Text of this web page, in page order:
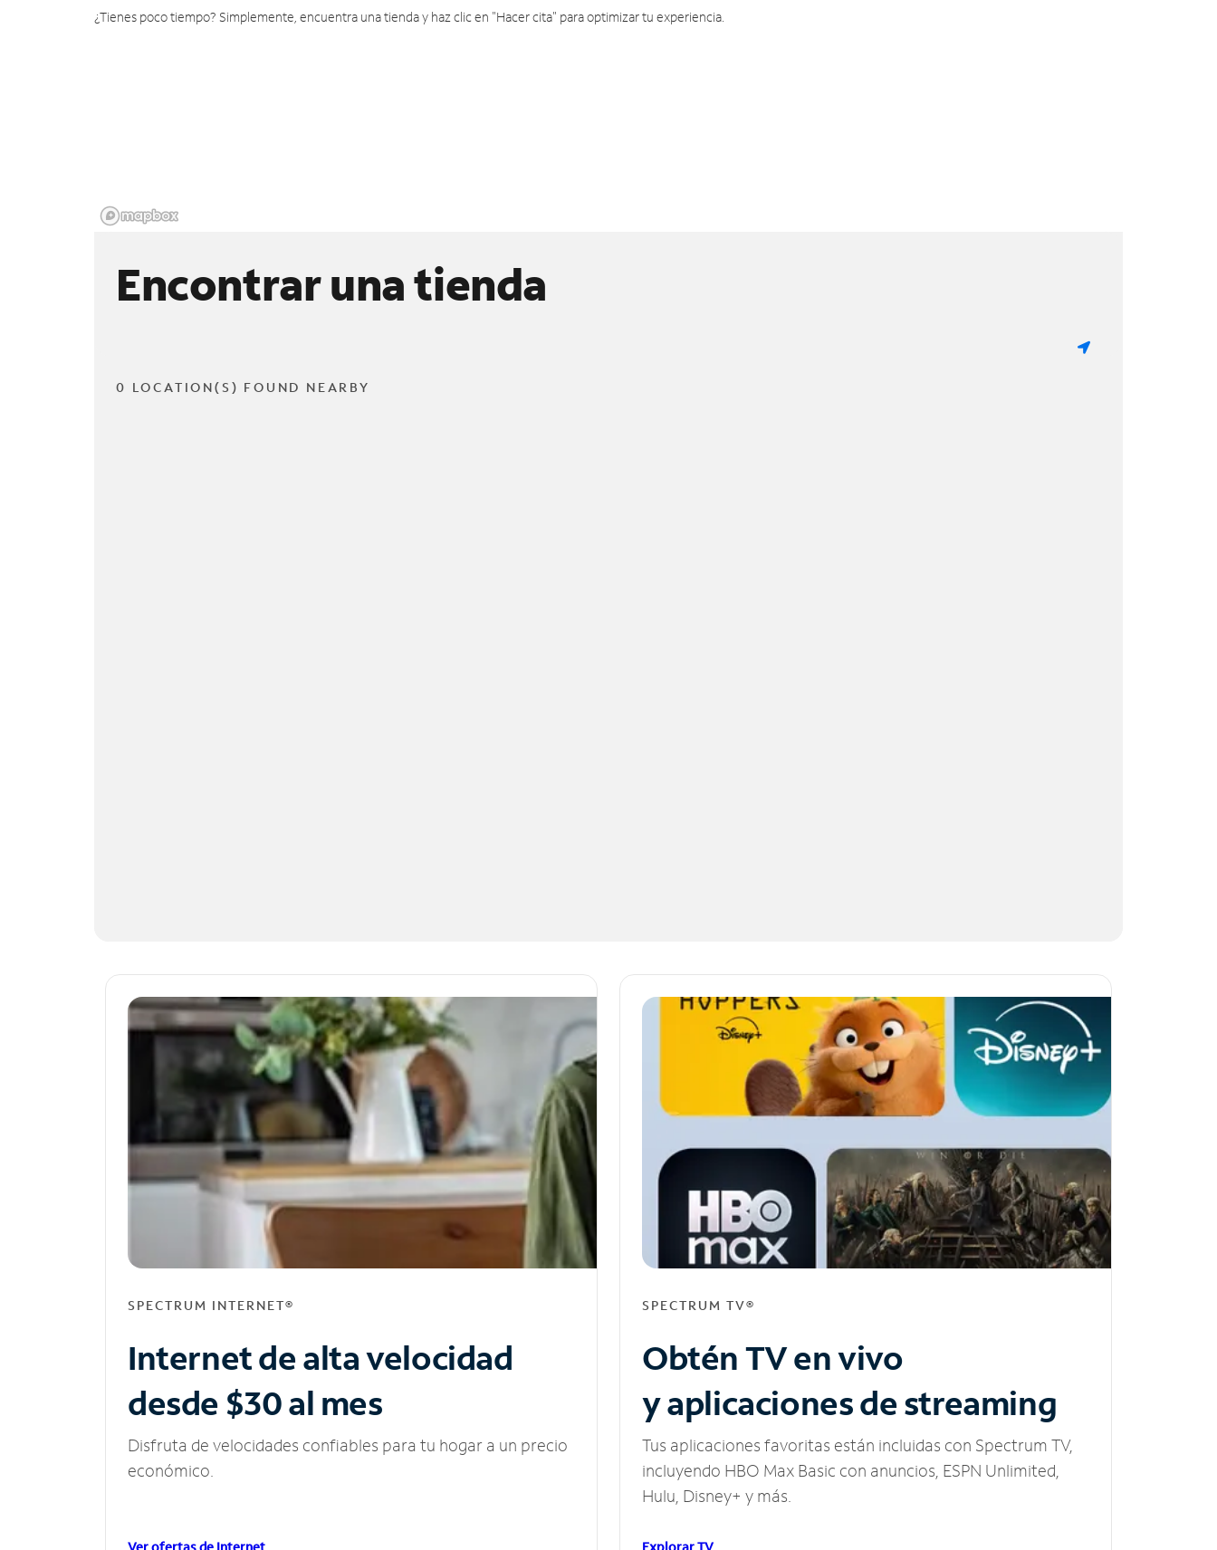
¿Tienes poco tiempo? Simplemente, encuentra una tienda y haz clic en "Hacer cita" para optimizar tu experiencia.
Encontrar una tienda
0 LOCATION(S) FOUND NEARBY
SPECTRUM INTERNET®
Internet de alta velocidad
desde $30 al mes
Disfruta de velocidades confiables para tu hogar a un precio
económico.
SPECTRUM TV®
Obtén TV en vivo
y aplicaciones de streaming
Tus aplicaciones favoritas están incluidas con Spectrum TV,
incluyendo HBO Max Basic con anuncios, ESPN Unlimited,
Hulu, Disney+ y más.